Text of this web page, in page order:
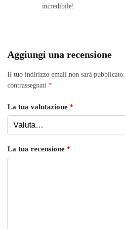
incredibile!
Aggiungi una recensione
Il tuo indirizzo email non sarà pubblicato.
contrassegnati *
La tua valutazione *
La tua recensione *